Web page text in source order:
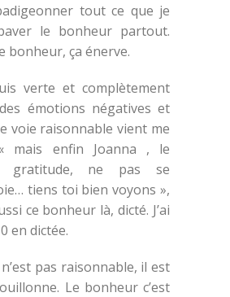
tout ce que je
le bonheur partout.
bonheur, ça énerve.
verte et complètement
émotions négatives et
voie raisonnable vient me
mais enfin Joanna , le
gratitude, ne pas se
tiens toi bien voyons »,
ce bonheur là, dicté. J’ai
en dictée.
pas raisonnable, il est
Le bonheur c’est